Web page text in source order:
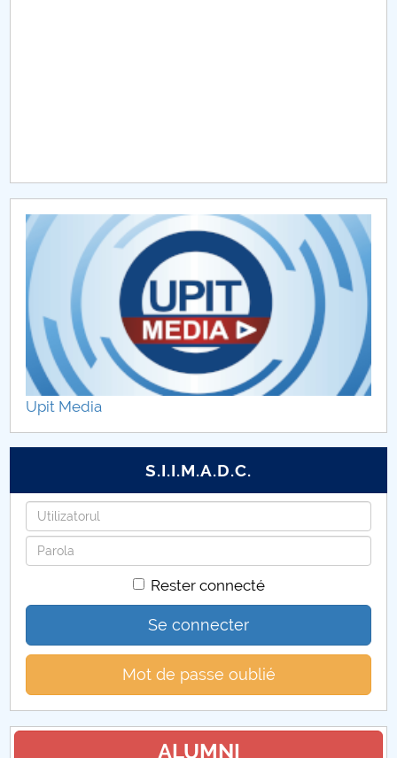
Chestionar angajabilitate ALUMNI – UPB
CAR2026
MENIU CANTINA
Proceduri Senat 2024
Proceduri Senat 2025
Proceduri Senat 2026
Upit Media
S.I.I.M.A.D.C.
Identifiant
Mot
de
Rester connecté
Se connecter
Mot de passe oublié
ALUMNI